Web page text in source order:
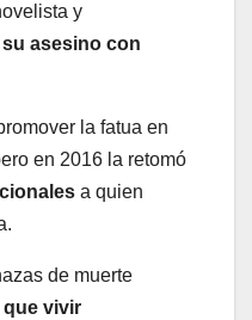
y
asesino con
la fatua en
en 2016 la retomó
a quien
de muerte
vivir